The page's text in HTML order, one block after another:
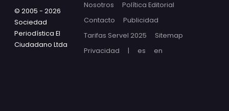
© 2005 - 2026
Sociedad
Periodística El
Ciudadano Ltda
Nosotros
Política Editorial
Contacto
Publicidad
Tarifas Servel 2025
Sitemap
Privacidad
| es en